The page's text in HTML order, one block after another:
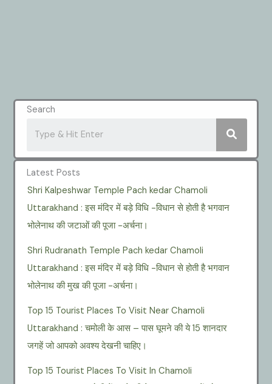
Search
Latest Posts
Shri Kalpeshwar Temple Pach kedar Chamoli
Uttarakhand : इस मंदिर में बड़े विधि -विधान से होती है भगवान
भोलेनाथ की जटाओं की पूजा -अर्चना।
Shri Rudranath Temple Pach kedar Chamoli
Uttarakhand : इस मंदिर में बड़े विधि -विधान से होती है भगवान
भोलेनाथ की मुख की पूजा -अर्चना।
Top 15 Tourist Places To Visit Near Chamoli
Uttarakhand : चमोली के आस – पास घूमने की ये 15 शानदार
जगहें जो आपको अवश्य देखनी चाहिए।
Top 15 Tourist Places To Visit In Chamoli